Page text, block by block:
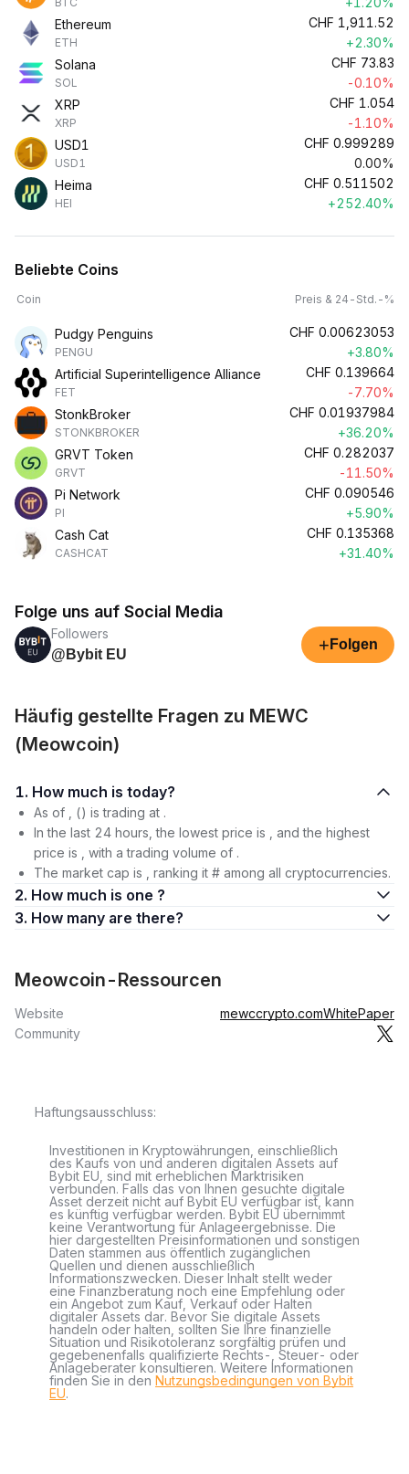
Ethereum
ETH
CHF 1,911.52
+2.30%
Solana
SOL
CHF 73.83
-0.10%
XRP
XRP
CHF 1.054
-1.10%
USD1
USD1
CHF 0.999289
0.00%
Heima
HEI
CHF 0.511502
+252.40%
Beliebte Coins
Coin Preis & 24-Std.-%
Pudgy Penguins
PENGU
CHF 0.00623053
+3.80%
Artificial Superintelligence Alliance
FET
CHF 0.139664
-7.70%
StonkBroker
STONKBROKER
CHF 0.01937984
+36.20%
GRVT Token
GRVT
CHF 0.282037
-11.50%
Pi Network
PI
CHF 0.090546
+5.90%
Cash Cat
CASHCAT
CHF 0.135368
+31.40%
Folge uns auf Social Media
Followers
@Bybit EU
+ Folgen
Häufig gestellte Fragen zu MEWC
(Meowcoin)
1. How much is today?
As of , () is trading at .
In the last 24 hours, the lowest price is , and the highest
price is , with a trading volume of .
The market cap is , ranking it # among all cryptocurrencies.
2. How much is one ?
3. How many are there?
Meowcoin-Ressourcen
Website mewccrypto.comWhitePaper
Community
Haftungsausschluss:
Investitionen in Kryptowährungen, einschließlich
des Kaufs von und anderen digitalen Assets auf
Bybit EU, sind mit erheblichen Marktrisiken
verbunden. Falls das von Ihnen gesuchte digitale
Asset derzeit nicht auf Bybit EU verfügbar ist, kann
es künftig verfügbar werden. Bybit EU übernimmt
keine Verantwortung für Anlageergebnisse. Die
hier dargestellten Preisinformationen und sonstigen
Daten stammen aus öffentlich zugänglichen
Quellen und dienen ausschließlich
Informationszwecken. Dieser Inhalt stellt weder
eine Finanzberatung noch eine Empfehlung oder
ein Angebot zum Kauf, Verkauf oder Halten
digitaler Assets dar. Bevor Sie digitale Assets
handeln oder halten, sollten Sie Ihre finanzielle
Situation und Risikotoleranz sorgfältig prüfen und
gegebenenfalls qualifizierte Rechts-, Steuer- oder
Anlageberater konsultieren. Weitere Informationen
finden Sie in den Nutzungsbedingungen von Bybit
EU.